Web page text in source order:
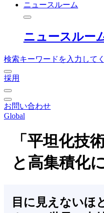
ニュースルーム
ニュースルー
検索キーワードを入力して
採用
お問い合わせ
Global
「平坦化技
と高集積化
目に見えないほ